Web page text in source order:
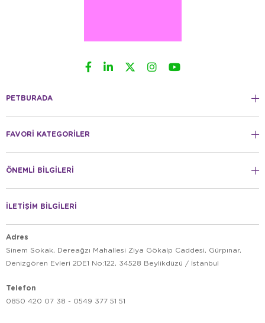
PETBURADA
FAVORİ KATEGORİLER
ÖNEMLİ BİLGİLERİ
İLETİŞİM BİLGİLERİ
Adres
Sinem Sokak, Dereağzı Mahallesi Ziya Gökalp Caddesi, Gürpınar,
Denizgören Evleri 2DE1 No:122, 34528 Beylikdüzü / İstanbul
Telefon
0850 420 07 38 - 0549 377 51 51